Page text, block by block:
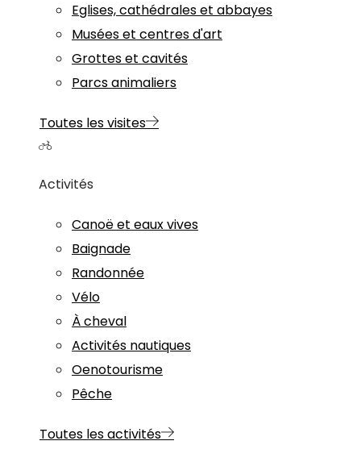
Eglises, cathédrales et abbayes
Musées et centres d'art
Grottes et cavités
Parcs animaliers
Toutes les visites
Activités
Canoë et eaux vives
Baignade
Randonnée
Vélo
À cheval
Activités nautiques
Oenotourisme
Pêche
Toutes les activités